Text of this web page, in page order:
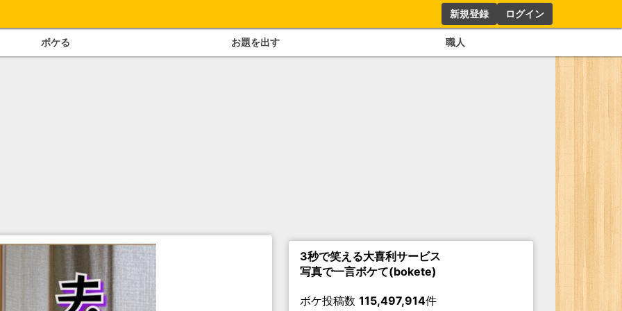
新規登録 ログイン
ボケる お題を出す 職人
3秒で笑える大喜利サービス
写真で一言ボケて(bokete)
ボケ投稿数 115,497,914件